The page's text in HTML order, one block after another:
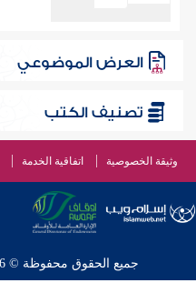
العرض الموضوعي
تصنيف الكتب
وثيقة الخصوصية اتفاقية الخدمة
جميع الحقوق محفوظة © 2026 - 1998 لشبكة إسلام ويب